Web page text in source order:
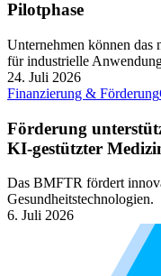
Pilotphase
Unternehmen können das
für industrielle
24. Juli 2026
Finanzierung & Förderung
Förderung
KI-gestützter
Das BMFTR fördert
Gesundheitstechnologien.
6. Juli 2026